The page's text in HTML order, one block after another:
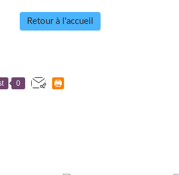
Retour à l'accueil
0